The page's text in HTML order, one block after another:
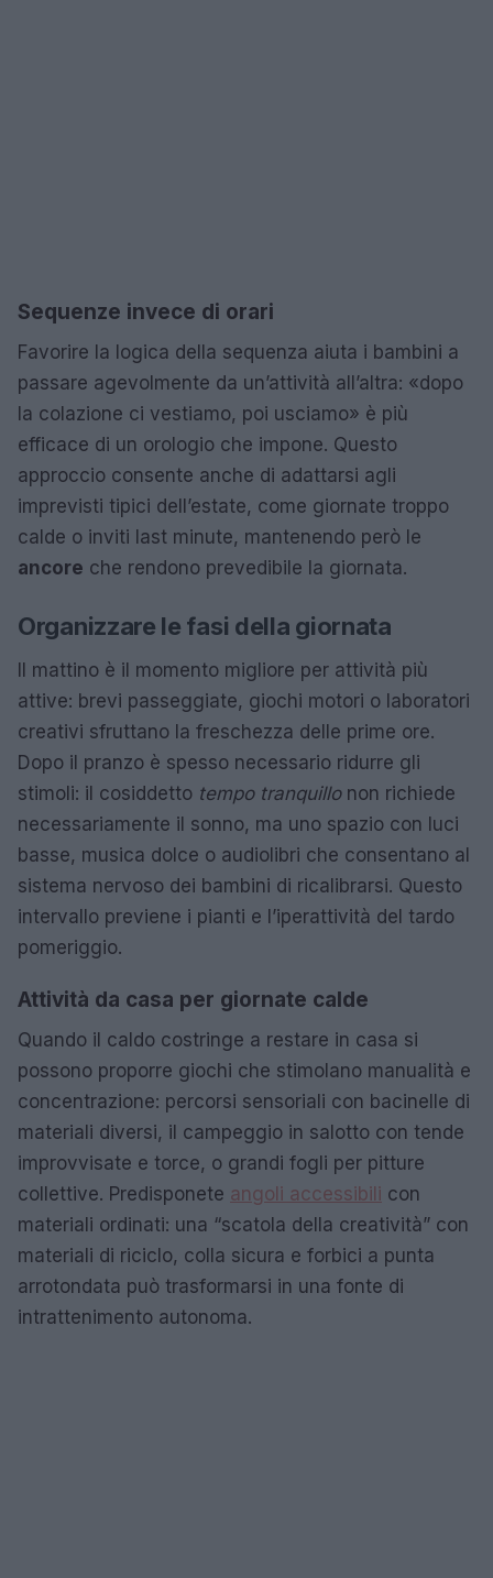
Sequenze invece di orari
Favorire la logica della sequenza aiuta i bambini a
passare agevolmente da un’attività all’altra: «dopo
la colazione ci vestiamo, poi usciamo» è più
efficace di un orologio che impone. Questo
approccio consente anche di adattarsi agli
imprevisti tipici dell’estate, come giornate troppo
calde o inviti last minute, mantenendo però le
ancore che rendono prevedibile la giornata.
Organizzare le fasi della giornata
Il mattino è il momento migliore per attività più
attive: brevi passeggiate, giochi motori o laboratori
creativi sfruttano la freschezza delle prime ore.
Dopo il pranzo è spesso necessario ridurre gli
stimoli: il cosiddetto tempo tranquillonon richiede
necessariamente il sonno, ma uno spazio con luci
basse, musica dolce o audiolibri che consentano al
sistema nervoso dei bambini di ricalibrarsi. Questo
intervallo previene i pianti e l’iperattività del tardo
pomeriggio.
Attività da casa per giornate calde
Quando il caldo costringe a restare in casa si
possono proporre giochi che stimolano manualità e
concentrazione: percorsi sensoriali con bacinelle di
materiali diversi, il campeggio in salotto con tende
improvvisate e torce, o grandi fogli per pitture
collettive. Predisponete angoli accessibili con
materiali ordinati: una “scatola della creatività” con
materiali di riciclo, colla sicura e forbici a punta
arrotondata può trasformarsi in una fonte di
intrattenimento autonoma.